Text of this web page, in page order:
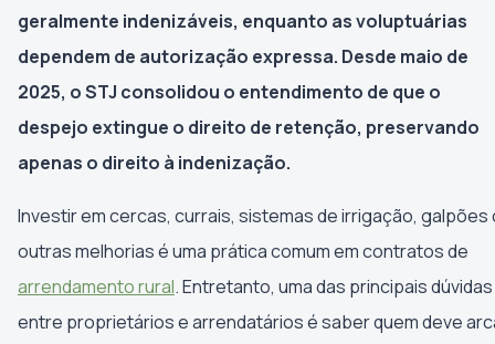
geralmente indenizáveis, enquanto as voluptuárias
dependem de autorização expressa. Desde maio de
2025, o STJ consolidou o entendimento de que o
despejo extingue o direito de retenção, preservando
apenas o direito à indenização.
Investir em cercas, currais, sistemas de irrigação, galpões
outras melhorias é uma prática comum em contratos de
arrendamento rural. Entretanto, uma das principais dúvidas
entre proprietários e arrendatários é saber quem deve